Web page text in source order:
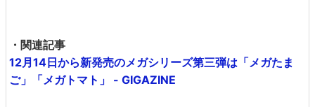
・関連記事
12月14日から新発売のメガシリーズ第三弾は「メガたま
ご」「メガトマト」 - GIGAZINE